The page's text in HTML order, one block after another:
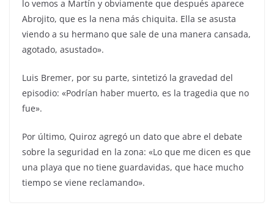
lo vemos a Martín y obviamente que después aparece
Abrojito, que es la nena más chiquita. Ella se asusta
viendo a su hermano que sale de una manera cansada,
agotado, asustado».
Luis Bremer, por su parte, sintetizó la gravedad del
episodio: «Podrían haber muerto, es la tragedia que no
fue».
Por último, Quiroz agregó un dato que abre el debate
sobre la seguridad en la zona: «Lo que me dicen es que
una playa que no tiene guardavidas, que hace mucho
tiempo se viene reclamando».